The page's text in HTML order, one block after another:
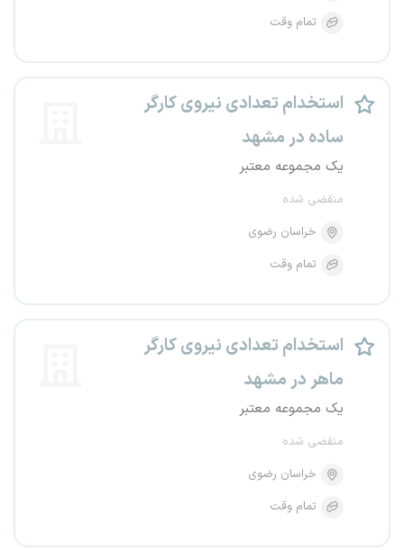
تمام وقت
استخدام تعدادی نیروی کارگر
ساده در مشهد
یک مجموعه معتبر
منقضی شده
خراسان رضوی
تمام وقت
استخدام تعدادی نیروی کارگر
ماهر در مشهد
یک مجموعه معتبر
منقضی شده
خراسان رضوی
تمام وقت